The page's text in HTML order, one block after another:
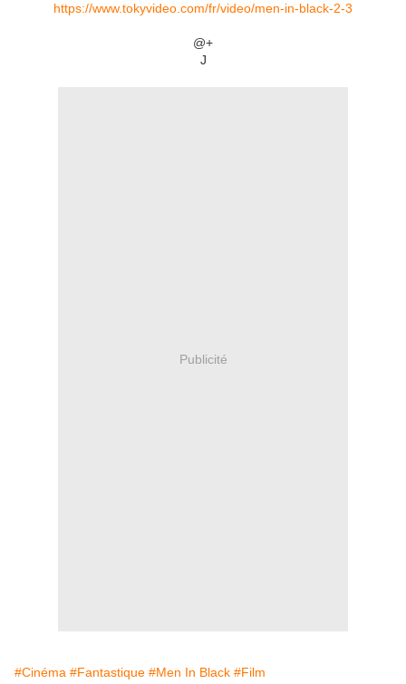
https://www.tokyvideo.com/fr/video/men-in-black-2-3
@+
J
Publicité
#Cinéma #Fantastique #Men In Black #Film